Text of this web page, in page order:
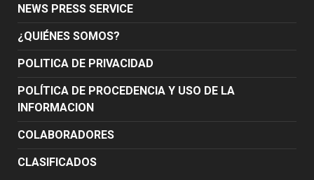
NEWS PRESS SERVICE
¿QUIÉNES SOMOS?
POLITICA DE PRIVACIDAD
POLÍTICA DE PROCEDENCIA Y USO DE LA
INFORMACION
COLABORADORES
CLASIFICADOS